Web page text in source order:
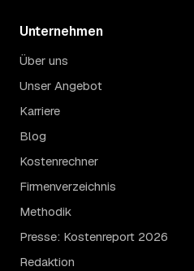
Unternehmen
Über uns
Unser Angebot
Karriere
Blog
Kostenrechner
Firmenverzeichnis
Methodik
Presse: Kostenreport 2026
Redaktion